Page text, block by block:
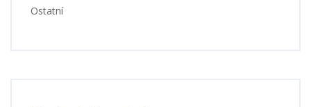
Ostatní